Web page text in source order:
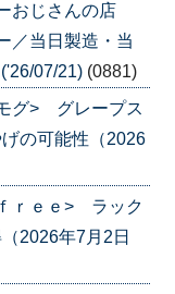
おじさんの店
／当日製造・当
07/21) (0881)
グ> グレープス
の可能性（2026
ｒｅｅ> ラック
2026年7月2日